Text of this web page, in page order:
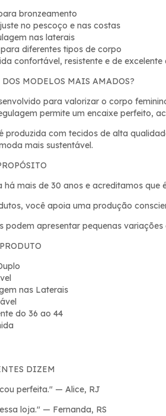
bronzeamento
no pescoço e nas costas
nas laterais
diferentes tipos de corpo
confortável, resistente e de
DOS MODELOS MAIS AMADOS?
para valorizar o corpo
permite um encaixe perfeito,
produzida com tecidos de alta
mais sustentável.
mais de 30 anos e acreditamos que
você apoia uma produção
podem apresentar pequenas
vel
nas Laterais
ável
do 36 ao 44
DIZEM
perfeita." — Alice, RJ
loja." — Fernanda, RS